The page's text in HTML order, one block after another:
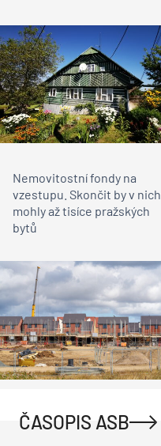
Nemovitostní fondy na
vzestupu. Skončit by v nich
mohly až tisíce pražských
bytů
ČASOPIS ASB